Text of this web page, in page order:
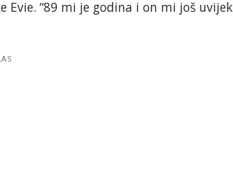
Evie. “89 mi je godina i on mi još uvijek